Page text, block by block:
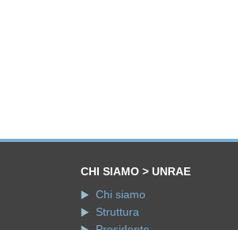
Presidente
Organi Associativi
Relazioni Istituzionali
Statuto
Codice Etico